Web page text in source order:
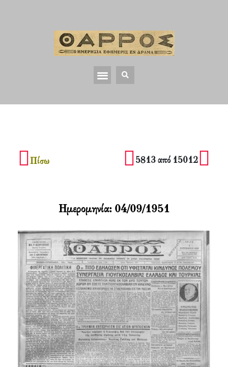
Πίσω 5813 από 15012
Ημερομηνία: 04/09/1951